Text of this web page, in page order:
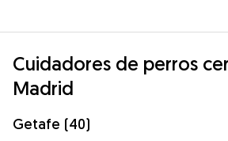
Cuidadores de perros
Madrid
Getafe (40)